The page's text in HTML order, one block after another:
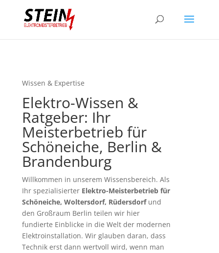
Wissen & Expertise
Elektro-Wissen &
Ratgeber: Ihr
Meisterbetrieb für
Schöneiche, Berlin &
Brandenburg
Willkommen in unserem Wissensbereich. Als
Ihr spezialisierter Elektro-Meisterbetrieb für
Schöneiche, Woltersdorf, Rüdersdorfund
den Großraum Berlin teilen wir hier
fundierte Einblicke in die Welt der modernen
Elektroinstallation. Wir glauben daran, dass
Technik erst dann wertvoll wird, wenn man